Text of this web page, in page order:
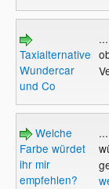
Taxialternativen
Wundercar
und Co
...
Welche
Farbe würdet
ihr mir
empfehlen?